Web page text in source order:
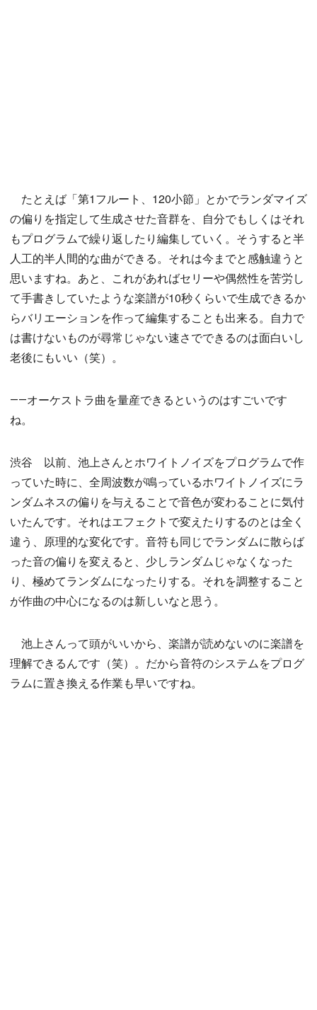
たとえば「第1フルート、120小節」とかでランダマイズ
の偏りを指定して生成させた音群を、自分でもしくはそれ
もプログラムで繰り返したり編集していく。そうすると半
人工的半人間的な曲ができる。それは今までと感触違うと
思いますね。あと、これがあればセリーや偶然性を苦労し
て手書きしていたような楽譜が10秒くらいで生成できるか
らバリエーションを作って編集することも出来る。自力で
は書けないものが尋常じゃない速さでできるのは面白いし
老後にもいい（笑）。
――オーケストラ曲を量産できるというのはすごいです
ね。
渋谷 以前、池上さんとホワイトノイズをプログラムで作
っていた時に、全周波数が鳴っているホワイトノイズにラ
ンダムネスの偏りを与えることで音色が変わることに気付
いたんです。それはエフェクトで変えたりするのとは全く
違う、原理的な変化です。音符も同じでランダムに散らば
った音の偏りを変えると、少しランダムじゃなくなった
り、極めてランダムになったりする。それを調整すること
が作曲の中心になるのは新しいなと思う。
池上さんって頭がいいから、楽譜が読めないのに楽譜を
理解できるんです（笑）。だから音符のシステムをプログ
ラムに置き換える作業も早いですね。